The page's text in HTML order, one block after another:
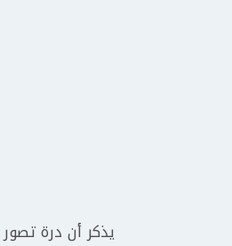
يذكر أن درة